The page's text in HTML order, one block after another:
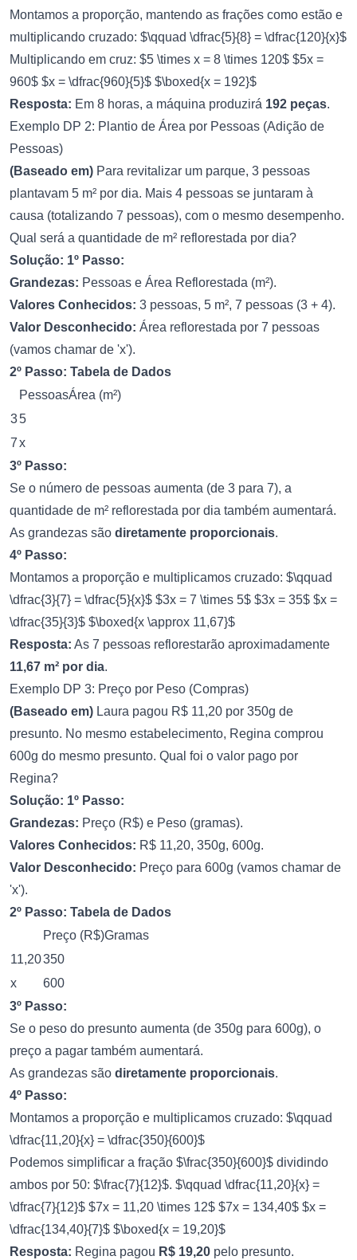
Montamos a proporção, mantendo as frações como estão e
multiplicando cruzado: $\qquad \dfrac{5}{8} = \dfrac{120}{x}$
Multiplicando em cruz: $5 \times x = 8 \times 120$ $5x =
960$ $x = \dfrac{960}{5}$ $\boxed{x = 192}$
Resposta: Em 8 horas, a máquina produzirá 192 peças.
Exemplo DP 2: Plantio de Área por Pessoas (Adição de
Pessoas)
(Baseado em) Para revitalizar um parque, 3 pessoas
plantavam 5 m² por dia. Mais 4 pessoas se juntaram à
causa (totalizando 7 pessoas), com o mesmo desempenho.
Qual será a quantidade de m² reflorestada por dia?
Solução: 1º Passo:
Grandezas: Pessoas e Área Reflorestada (m²).
Valores Conhecidos: 3 pessoas, 5 m², 7 pessoas (3 + 4).
Valor Desconhecido: Área reflorestada por 7 pessoas
(vamos chamar de 'x').
2º Passo: Tabela de Dados
PessoasÁrea (m²)
35
7x
3º Passo:
Se o número de pessoas aumenta (de 3 para 7), a
quantidade de m² reflorestada por dia também aumentará.
As grandezas são diretamente proporcionais.
4º Passo:
Montamos a proporção e multiplicamos cruzado: $\qquad
\dfrac{3}{7} = \dfrac{5}{x}$ $3x = 7 \times 5$ $3x = 35$ $x =
\dfrac{35}{3}$ $\boxed{x \approx 11,67}$
Resposta: As 7 pessoas reflorestarão aproximadamente
11,67 m² por dia.
Exemplo DP 3: Preço por Peso (Compras)
(Baseado em) Laura pagou R$ 11,20 por 350g de
presunto. No mesmo estabelecimento, Regina comprou
600g do mesmo presunto. Qual foi o valor pago por
Regina?
Solução: 1º Passo:
Grandezas: Preço (R$) e Peso (gramas).
Valores Conhecidos: R$ 11,20, 350g, 600g.
Valor Desconhecido: Preço para 600g (vamos chamar de
'x').
2º Passo: Tabela de Dados
Preço (R$)Gramas
11,20350
x
600
3º Passo:
Se o peso do presunto aumenta (de 350g para 600g), o
preço a pagar também aumentará.
As grandezas são diretamente proporcionais.
4º Passo:
Montamos a proporção e multiplicamos cruzado: $\qquad
\dfrac{11,20}{x} = \dfrac{350}{600}$
Podemos simplificar a fração $\frac{350}{600}$ dividindo
ambos por 50: $\frac{7}{12}$. $\qquad \dfrac{11,20}{x} =
\dfrac{7}{12}$ $7x = 11,20 \times 12$ $7x = 134,40$ $x =
\dfrac{134,40}{7}$ $\boxed{x = 19,20}$
Resposta: Regina pagou R$ 19,20 pelo presunto.